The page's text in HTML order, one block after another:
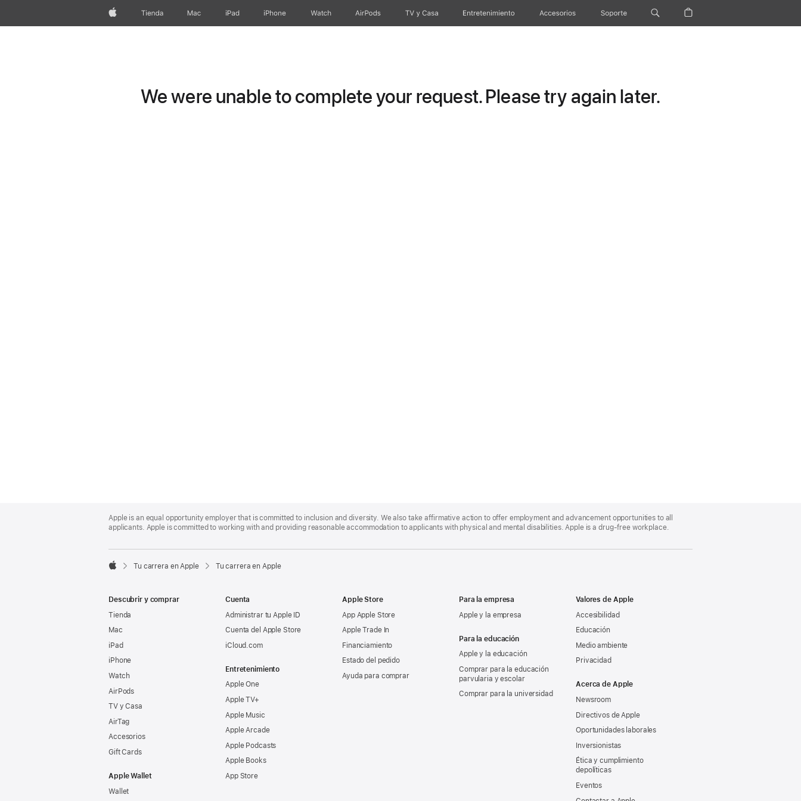
AppleTienda Mac iPad iPhone Watch AirPods TV & Casa Entretenimiento Accesorios Soporte
We were unable to complete your request. Please try again later.
Footer
Apple is an equal opportunity employer that is committed to inclusion and diversity. We also take affirmative action to offer employment and advancement opportunities to all
applicants. Apple is committed to working with and providing reasonable accommodation to applicants with physical and mental disabilities. Apple is a drug-free workplace.

Tu carrera en Apple Tu carrera en Apple
Descubrir y comprar
Tienda
Mac
iPad
iPhone
Watch
AirPods
TV y Casa
AirTag
Accesorios
Gift Cards
Apple Wallet
Wallet
Cuenta
Administrar tu Apple ID
Cuenta del Apple Store
iCloud.com
Entretenimiento
Apple One
Apple TV+
Apple Music
Apple Arcade
Apple Podcasts
Apple Books
App Store
Apple Store
App Apple Store
Apple Trade In
Financiamiento
Estado del pedido
Ayuda para comprar
Para la empresa
Apple y la empresa
Para la educación
Apple y la educación
Comprar para la educación
parvularia y escolar
Comprar para la universidad
Valores de Apple
Accesibilidad
Educación
Medio ambiente
Privacidad
Acerca de Apple
Newsroom
Directivos de Apple
Oportunidades laborales
Inversionistas
Ética y cumplimiento
depolíticas
Eventos